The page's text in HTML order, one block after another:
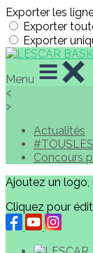
Exporter les
Exporter
Exporter
Menu
<
>
Actualités
Concours
Ajoutez un logo,
Cliquez pour